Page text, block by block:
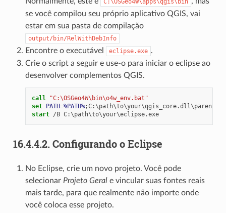
C:\OSGeo4W\apps\qgis\bin
se você compilou seu próprio aplicativo QGIS, vai
estar em sua pasta de compilação
output/bin/RelWithDebInfo
Encontre o executável eclipse.exe .
Crie o script a seguir e use-o para iniciar o eclipse ao
desenvolver complementos QGIS.
call
"C:\OSGeo4W\bin\o4w_env.bat"
set PATH=%PATH%
start
/B C:\path\to\your\eclipse.exe
16.4.4.2. Configurando o Eclipse
No Eclipse, crie um novo projeto. Você pode
selecionar Projeto Gerale vincular suas fontes reais
mais tarde, para que realmente não importe onde
você coloca esse projeto.